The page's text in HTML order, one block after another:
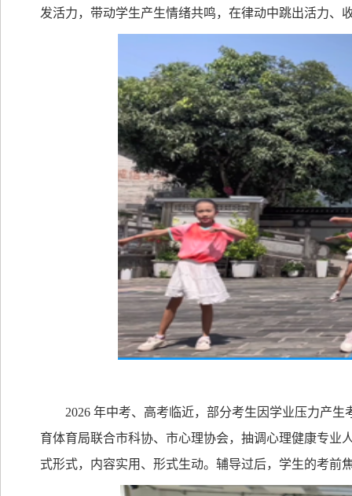
发活力，带动学生产生情绪共鸣，在律动中跳出活力、
2026 年中考、高考临近，部分考生因学业压力产
育体育局联合市科协、市心理协会，抽调心理健康专业
式形式，内容实用、形式生动。辅导过后，学生的考前